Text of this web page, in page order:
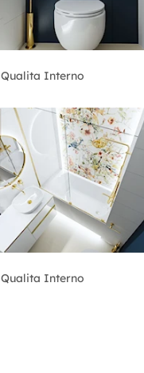
Qualita Interno
Qualita Interno